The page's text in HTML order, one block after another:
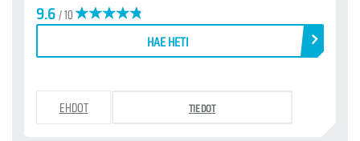
9.6/ 10
EHDOT TIEDOT
HAE HETI